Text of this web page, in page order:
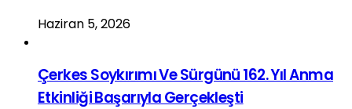
Haziran 5, 2026
Çerkes Soykırımı Ve Sürgünü 162. Yıl Anma
Etkinliği Başarıyla Gerçekleşti